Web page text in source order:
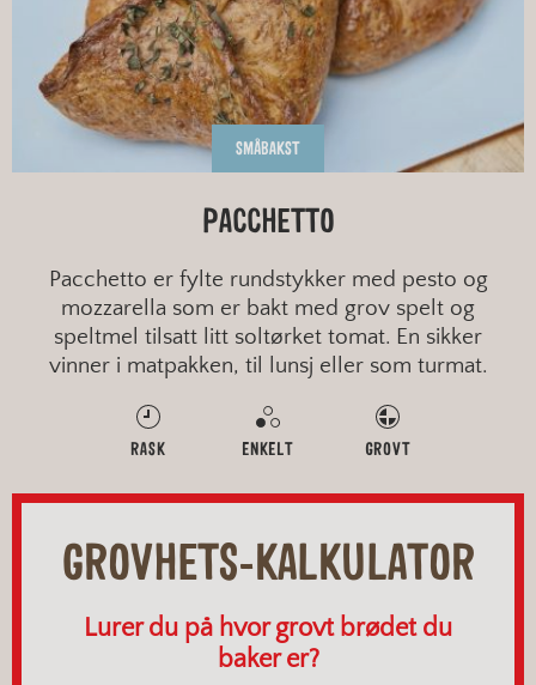
SMÅBAKST
PACCHETTO
Pacchetto er fylte rundstykker med pesto og
mozzarella som er bakt med grov spelt og
speltmel tilsatt litt soltørket tomat. En sikker
vinner i matpakken, til lunsj eller som turmat.
RASK ENKELT GROVT
GROVHETS-KALKULATOR
Lurer du på hvor grovt brødet du
baker er?